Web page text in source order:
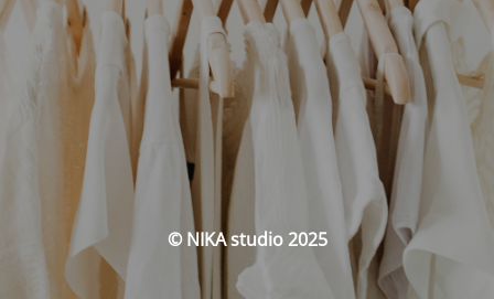
© NIKA studio 2025